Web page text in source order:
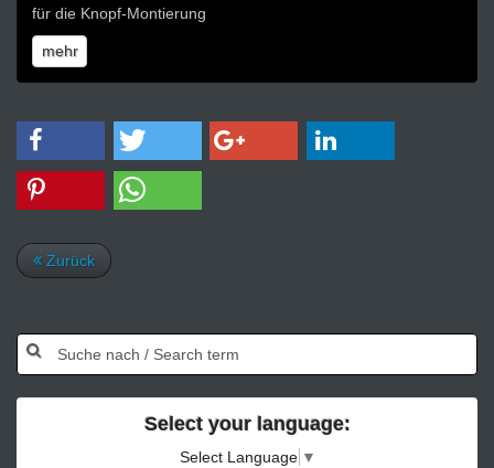
für die Knopf-Montierung
mehr
Zurück
Select your language:
Select Language ▼